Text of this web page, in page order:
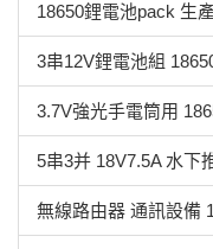
18650鋰電池pack 生
3串12V鋰電池組
3.7V強光手電筒用
5串3并 18V7.5A 水下
無線路由器 通訊設備